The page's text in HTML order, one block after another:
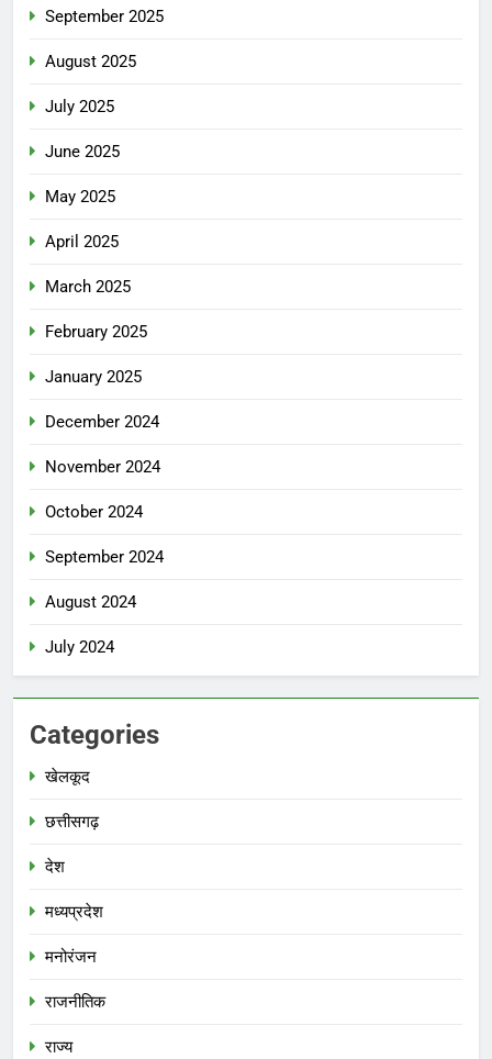
September 2025
August 2025
July 2025
June 2025
May 2025
April 2025
March 2025
February 2025
January 2025
December 2024
November 2024
October 2024
September 2024
August 2024
July 2024
Categories
खेलकूद
छत्तीसगढ़
देश
मध्‍यप्रदेश
मनोरंजन
राजनीतिक
राज्य